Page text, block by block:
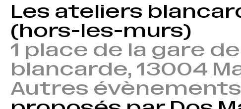
Les ateliers
(hors-les-murs)
1 place de la gare
blancarde, 13004
Autres évènements